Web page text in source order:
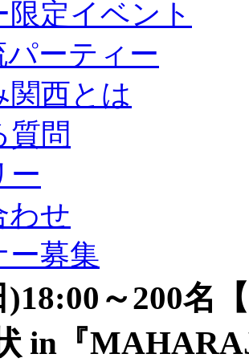
限定イベント
パーティー
関西とは
質問
ー
わせ
ー募集
)18:00～200名
in『